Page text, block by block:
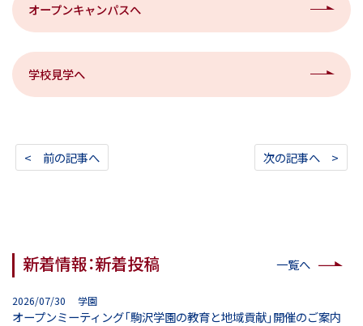
オープンキャンパスへ
学校見学へ
< 前の記事へ 次の記事へ >
新着情報：新着投稿 一覧へ
2026/07/30 学園
オープンミーティング「駒沢学園の教育と地域貢献」開催のご案内